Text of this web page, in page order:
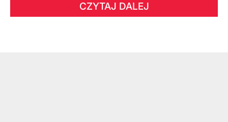
CZYTAJ DALEJ